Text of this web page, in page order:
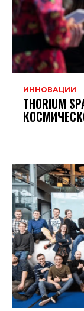
ИННОВАЦИИ
THORIUM